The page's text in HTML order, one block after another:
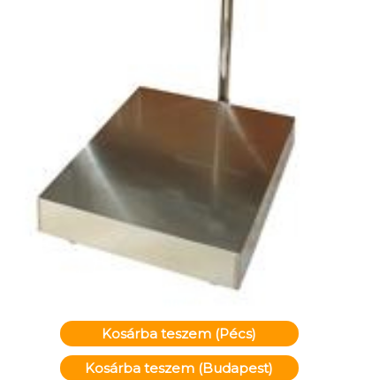
Kosárba teszem (Pécs)
Kosárba teszem (Budapest)